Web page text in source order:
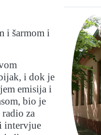
i šarmom i
i dok je
emisija i
bio je
za
intervjue